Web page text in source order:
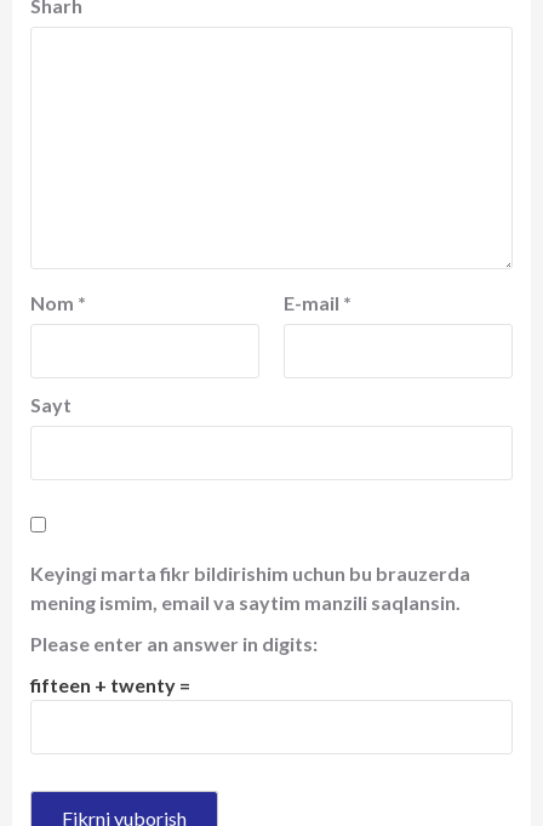
Sharh
Nom * E-mail *
Sayt
Keyingi marta fikr bildirishim uchun bu brauzerda
mening ismim, email va saytim manzili saqlansin.
Please enter an answer in digits:
fifteen + twenty =